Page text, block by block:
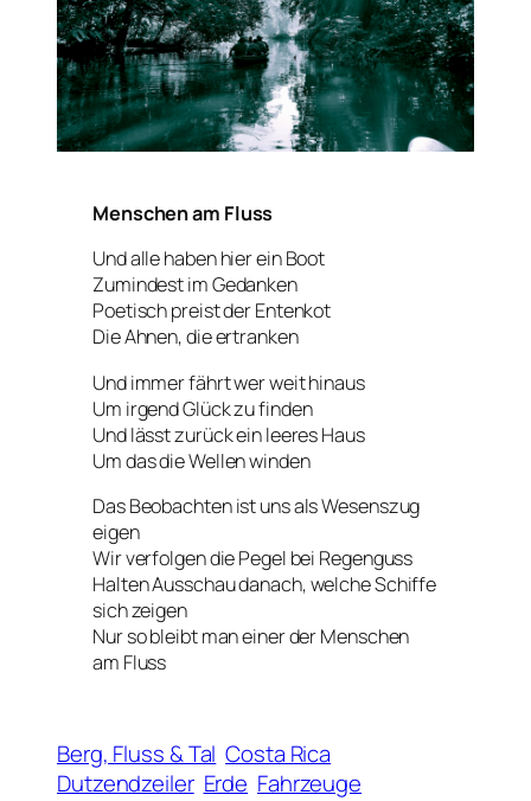
Menschen am Fluss
Und alle haben hier ein Boot
Zumindest im Gedanken
Poetisch preist der Entenkot
Die Ahnen, die ertranken
Und immer fährt wer weit hinaus
Um irgend Glück zu finden
Und lässt zurück ein leeres Haus
Um das die Wellen winden
Das Beobachten ist uns als Wesenszug
eigen
Wir verfolgen die Pegel bei Regenguss
Halten Ausschau danach, welche Schiffe
sich zeigen
Nur so bleibt man einer der Menschen
am Fluss
Berg, Fluss & Tal Costa Rica
Dutzendzeiler Erde Fahrzeuge